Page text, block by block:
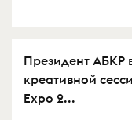
Президент АБКР
креативной
Expo 2...